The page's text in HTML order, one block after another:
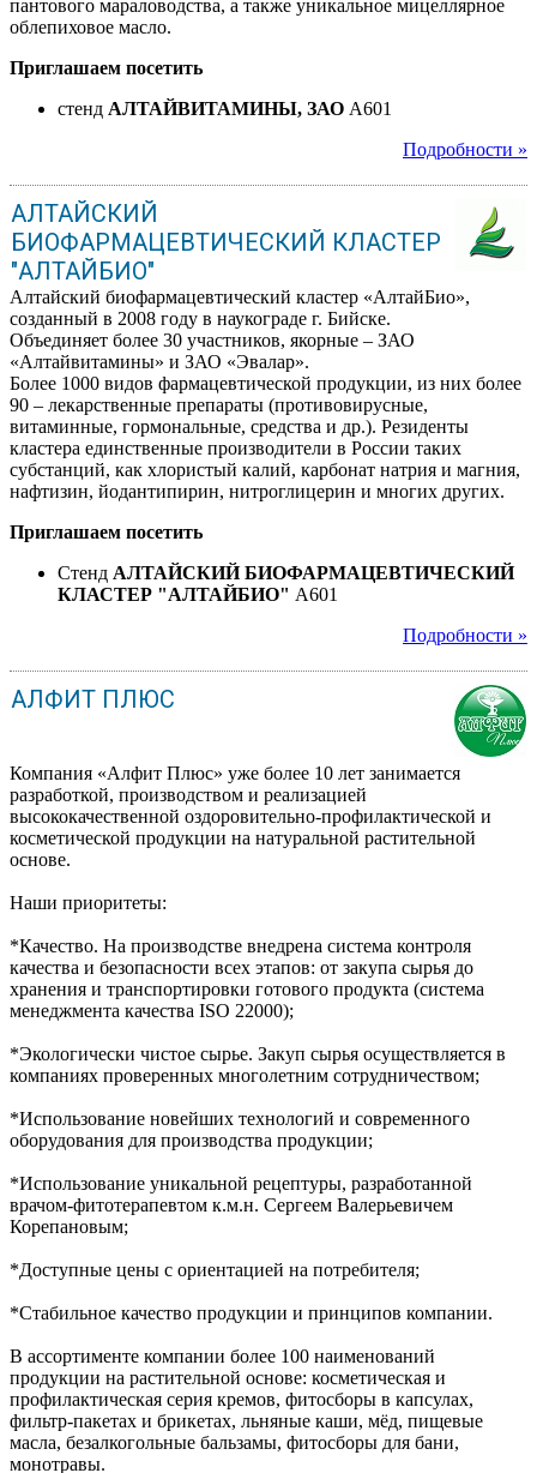
пантового мараловодства, а также уникальное мицеллярное
облепиховое масло.
Приглашаем посетить
стенд АЛТАЙВИТАМИНЫ, ЗАО A601
Подробности »
АЛТАЙСКИЙ
БИОФАРМАЦЕВТИЧЕСКИЙ КЛАСТЕР
"АЛТАЙБИО"
Алтайский биофармацевтический кластер «АлтайБио»,
созданный в 2008 году в наукограде г. Бийске.
Объединяет более 30 участников, якорные – ЗАО
«Алтайвитамины» и ЗАО «Эвалар».
Более 1000 видов фармацевтической продукции, из них более
90 – лекарственные препараты (противовирусные,
витаминные, гормональные, средства и др.). Резиденты
кластера единственные производители в России таких
субстанций, как хлористый калий, карбонат натрия и магния,
нафтизин, йодантипирин, нитроглицерин и многих других.
Приглашаем посетить
Стенд АЛТАЙСКИЙ БИОФАРМАЦЕВТИЧЕСКИЙ
КЛАСТЕР "АЛТАЙБИО" A601
Подробности »
АЛФИТ ПЛЮС
Компания «Алфит Плюс» уже более 10 лет занимается
разработкой, производством и реализацией
высококачественной оздоровительно-профилактической и
косметической продукции на натуральной растительной
основе.
Наши приоритеты:
*Качество. На производстве внедрена система контроля
качества и безопасности всех этапов: от закупа сырья до
хранения и транспортировки готового продукта (система
менеджмента качества ISO 22000);
*Экологически чистое сырье. Закуп сырья осуществляется в
компаниях проверенных многолетним сотрудничеством;
*Использование новейших технологий и современного
оборудования для производства продукции;
*Использование уникальной рецептуры, разработанной
врачом-фитотерапевтом к.м.н. Сергеем Валерьевичем
Корепановым;
*Доступные цены с ориентацией на потребителя;
*Стабильное качество продукции и принципов компании.
В ассортименте компании более 100 наименований
продукции на растительной основе: косметическая и
профилактическая серия кремов, фитосборы в капсулах,
фильтр-пакетах и брикетах, льняные каши, мёд, пищевые
масла, безалкогольные бальзамы, фитосборы для бани,
монотравы.